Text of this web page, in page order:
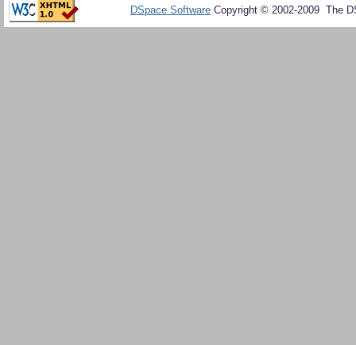
DSpace Software Copyright © 2002-2009 The